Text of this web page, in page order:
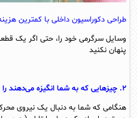
طراحی دکوراسیون داخلی با کمترین
وسایل سرگرمی خود را، حتی اگر یک
پنهان نکنید
۲. چیزهایی که به شما انگیزه می‌دهند را روی دیوار محل میز کار خود بچسبانید
هنگامی که شما به دنبال یک نیروی